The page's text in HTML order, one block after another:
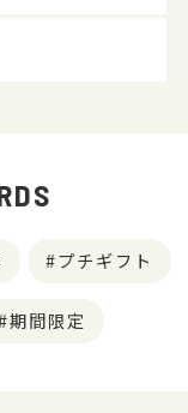
プチギフト
期間限定